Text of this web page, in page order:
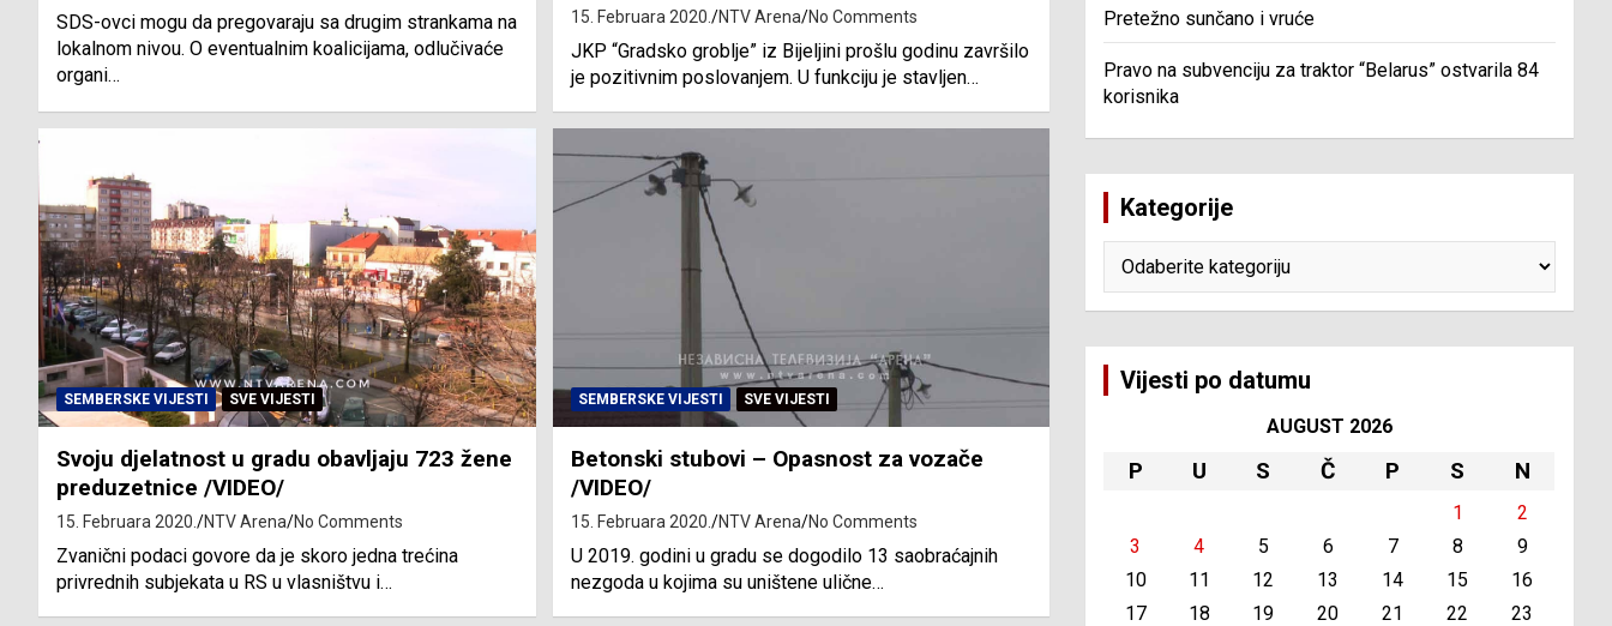
SDS-ovci mogu da pregovaraju sa drugim strankama na
lokalnom nivou. O eventualnim koalicijama, odlučivaće
organi…
15. Februara 2020. NTV Arena No Comments
JKP “Gradsko groblje” iz Bijeljini prošlu godinu završilo
je pozitivnim poslovanjem. U funkciju je stavljen…
SEMBERSKE VIJESTI SVE VIJESTI
Svoju djelatnost u gradu obavljaju 723 žene
preduzetnice /VIDEO/
15. Februara 2020. NTV Arena No Comments
Zvanični podaci govore da je skoro jedna trećina
privrednih subjekata u RS u vlasništvu i…
SEMBERSKE VIJESTI SVE VIJESTI
Betonski stubovi – Opasnost za vozače
/VIDEO/
15. Februara 2020. NTV Arena No Comments
U 2019. godini u gradu se dogodilo 13 saobraćajnih
nezgoda u kojima su uništene ulične…
Pretežno sunčano i vruće
Pravo na subvenciju za traktor “Belarus” ostvarila 84
korisnika
Kategorije
Vijesti po datumu
AUGUST 2026
P U S Č P S N
1
2
3
4 5 6 7 8
9
10
11 12 13 14 15
16
17
18 19 20 21 22
23